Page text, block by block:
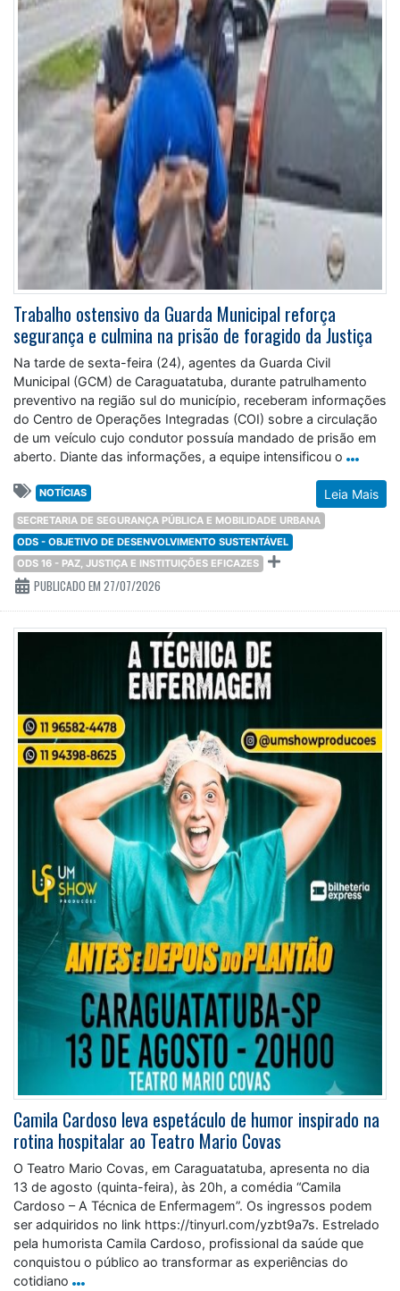
Trabalho ostensivo da Guarda Municipal reforça
segurança e culmina na prisão de foragido da Justiça
Na tarde de sexta-feira (24), agentes da Guarda Civil
Municipal (GCM) de Caraguatatuba, durante patrulhamento
preventivo na região sul do município, receberam informações
do Centro de Operações Integradas (COI) sobre a circulação
de um veículo cujo condutor possuía mandado de prisão em
aberto. Diante das informações, a equipe intensificou o
Leia Mais
NOTÍCIAS
SECRETARIA DE SEGURANÇA PÚBLICA E MOBILIDADE URBANA
ODS - OBJETIVO DE DESENVOLVIMENTO SUSTENTÁVEL
ODS 16 - PAZ, JUSTIÇA E INSTITUIÇÕES EFICAZES
PUBLICADO EM 27/07/2026
Camila Cardoso leva espetáculo de humor inspirado na
rotina hospitalar ao Teatro Mario Covas
O Teatro Mario Covas, em Caraguatatuba, apresenta no dia
13 de agosto (quinta-feira), às 20h, a comédia “Camila
Cardoso – A Técnica de Enfermagem”. Os ingressos podem
ser adquiridos no link https://tinyurl.com/yzbt9a7s. Estrelado
pela humorista Camila Cardoso, profissional da saúde que
conquistou o público ao transformar as experiências do
cotidiano